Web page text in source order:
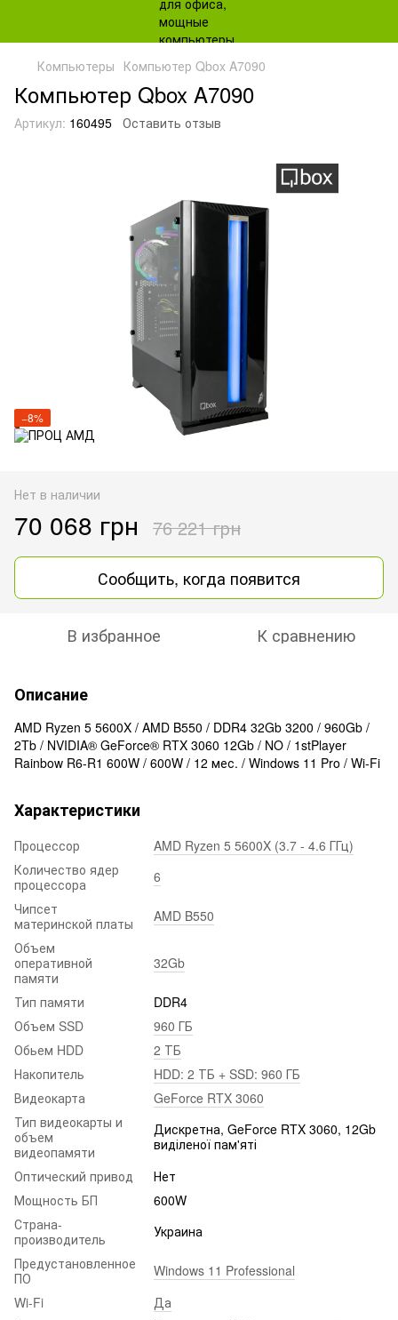
Компьютеры Компьютер Qbox A7090
Компьютер Qbox A7090
Артикул: 160495 Оставить отзыв
−8%
Нет в наличии
70 068 грн 76 221 грн
Сообщить, когда появится
В избранное К сравнению
Описание
AMD Ryzen 5 5600X / AMD B550 / DDR4 32Gb 3200 / 960Gb /
2Tb / NVIDIA® GeForce® RTX 3060 12Gb / NO / 1stPlayer
Rainbow R6-R1 600W / 600W / 12 мес. / Windows 11 Pro / Wi-Fi
Характеристики
Процессор
AMD Ryzen 5 5600X (3.7 - 4.6 ГГц)
Количество ядер
процессора
6
Чипсет
материнской платы
AMD B550
Объем
оперативной
памяти
32Gb
Тип памяти
DDR4
Объем SSD
960 ГБ
Обьем HDD
2 ТБ
Накопитель
HDD: 2 ТБ + SSD: 960 ГБ
Видеокарта
GeForce RTX 3060
Тип видеокарты и
объем
видеопамяти
Дискретна, GeForce RTX 3060, 12Gb
виділеної пам'яті
Оптический привод
Нет
Мощность БП
600W
Страна-
производитель
Украина
Предустановленное
ПО
Windows 11 Professional
Wi-Fi
Да